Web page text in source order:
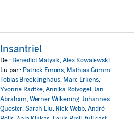
Insantriel
De : Benedict Matysik,Alex Kowalewski
Lu par : Patrick Emons, Mathias Grimm,
Tobias Brecklinghaus, Marc Erkens,
Yvonne Radtke,Annika Rotvogel,Jan
Abraham,Werner Wilkening,Johannes
Quester,Sarah Liu, Nick Webb,Andrè